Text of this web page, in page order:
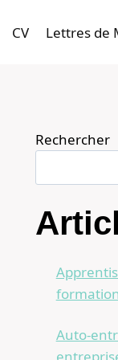
CV Lettres de
Rechercher
Auto-